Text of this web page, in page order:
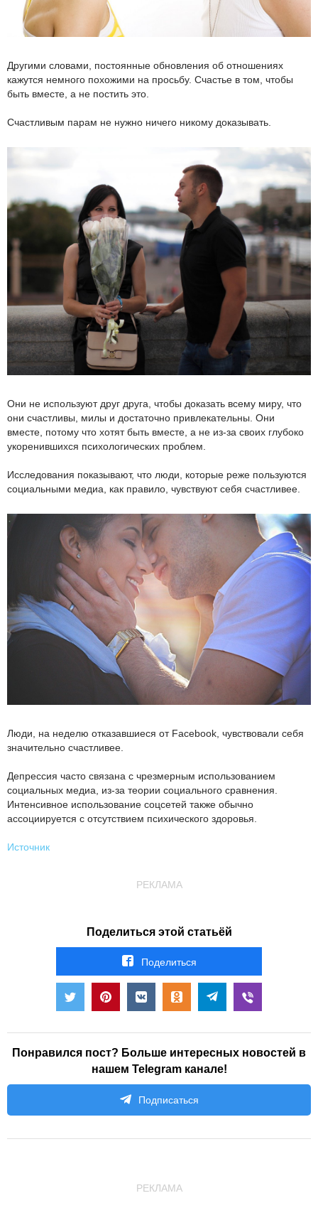
Другими словами, постоянные обновления об отношениях
кажутся немного похожими на просьбу. Счастье в том, чтобы
быть вместе, а не постить это.
Счастливым парам не нужно ничего никому доказывать.
Они не используют друг друга, чтобы доказать всему миру, что
они счастливы, милы и достаточно привлекательны. Они
вместе, потому что хотят быть вместе, а не из-за своих глубоко
укоренившихся психологических проблем.
Исследования показывают, что люди, которые реже пользуются
социальными медиа, как правило, чувствуют себя счастливее.
Люди, на неделю отказавшиеся от Facebook, чувствовали себя
значительно счастливее.
Депрессия часто связана с чрезмерным использованием
социальных медиа, из-за теории социального сравнения.
Интенсивное использование соцсетей также обычно
ассоциируется с отсутствием психического здоровья.
Источник
РЕКЛАМА
Поделиться этой статьёй
Поделиться
Понравился пост? Больше интересных новостей в
нашем Telegram канале!
Подписаться
РЕКЛАМА